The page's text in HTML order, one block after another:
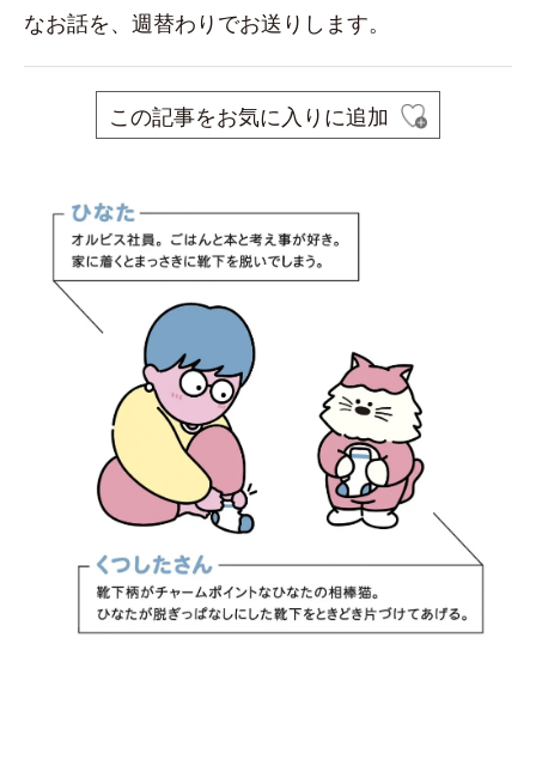
なお話を、週替わりでお送りします。
この記事をお気に入りに追加